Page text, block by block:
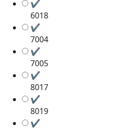
✔
6018
✔
7004
✔
7005
✔
8017
✔
8019
✔